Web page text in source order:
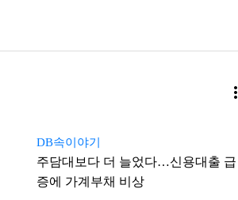
more_vert
DB속이야기
주담대보다 더 늘었다…신용대출 급
증에 가계부채 비상